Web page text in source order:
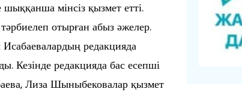
мінсіз қызмет етті.
отырған абыз әжелер.
редакцияда
Кезінде редакцияда бас есепші
Лиза Шыныбековалар қызмет